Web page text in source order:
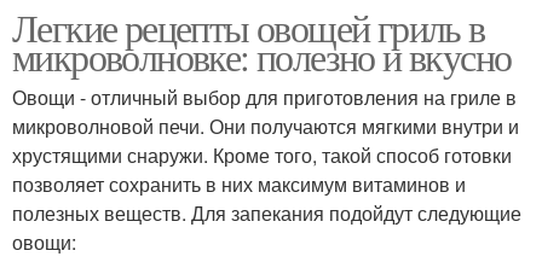
Легкие рецепты овощей гриль в
микроволновке: полезно и вкусно
Овощи - отличный выбор для приготовления на гриле в
микроволновой печи. Они получаются мягкими внутри и
хрустящими снаружи. Кроме того, такой способ готовки
позволяет сохранить в них максимум витаминов и
полезных веществ. Для запекания подойдут следующие
овощи: